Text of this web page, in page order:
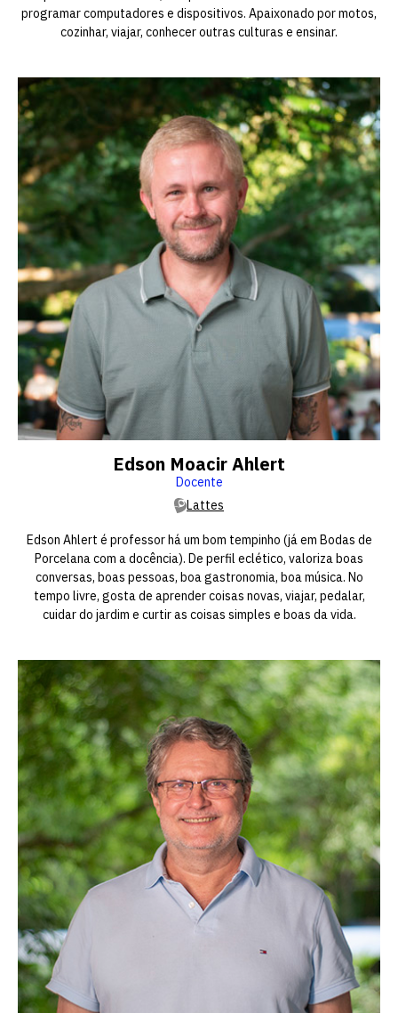
programar computadores e dispositivos. Apaixonado por motos,
cozinhar, viajar, conhecer outras culturas e ensinar.
Edson Moacir Ahlert
Docente
Lattes
Edson Ahlert é professor há um bom tempinho (já em Bodas de
Porcelana com a docência). De perfil eclético, valoriza boas
conversas, boas pessoas, boa gastronomia, boa música. No
tempo livre, gosta de aprender coisas novas, viajar, pedalar,
cuidar do jardim e curtir as coisas simples e boas da vida.